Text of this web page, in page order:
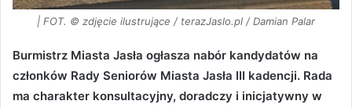
| FOT. © zdjęcie ilustrujące / terazJaslo.pl / Damian Palar
Burmistrz Miasta Jasła ogłasza nabór kandydatów na
członków Rady Seniorów Miasta Jasła III kadencji. Rada
ma charakter konsultacyjny, doradczy i inicjatywny w